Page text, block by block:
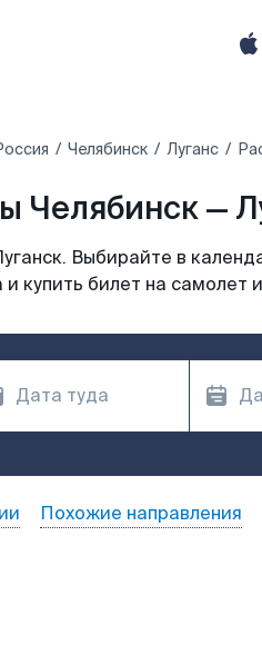
Челябинск Луганс
Челябинск —
Выбирайте в
купить билет на самолет
Похожие направления